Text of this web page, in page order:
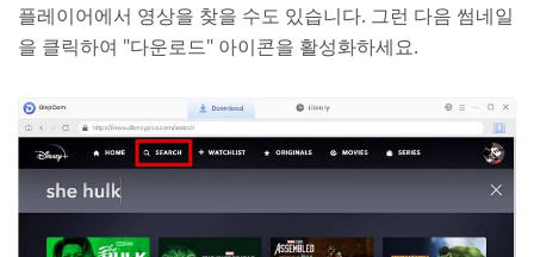
플레이어에서 영상을 찾을 수도 있습니다. 그런 다음 썸네일
을 클릭하여 "다운로드" 아이콘을 활성화하세요.